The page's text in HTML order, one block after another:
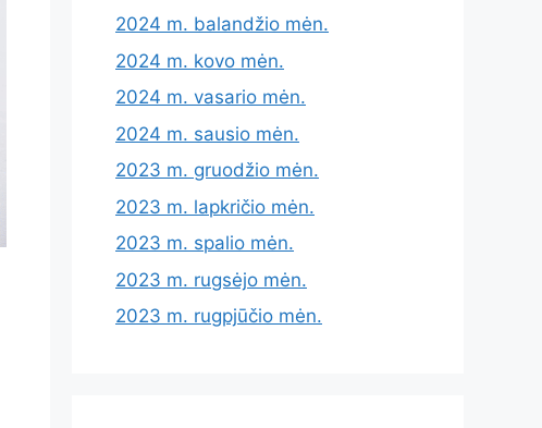
2024 m. balandžio mėn.
2024 m. kovo mėn.
2024 m. vasario mėn.
2024 m. sausio mėn.
2023 m. gruodžio mėn.
2023 m. lapkričio mėn.
2023 m. spalio mėn.
2023 m. rugsėjo mėn.
2023 m. rugpjūčio mėn.